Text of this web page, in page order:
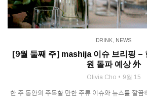
DRINK NEWS
[9월 둘째 주] mashija 이슈 브리핑 –
원 돌파 예상 外
Olivia Cho 9월 15
한 주 동안의 주목할 만한 주류 이슈와 뉴스를 깔끔